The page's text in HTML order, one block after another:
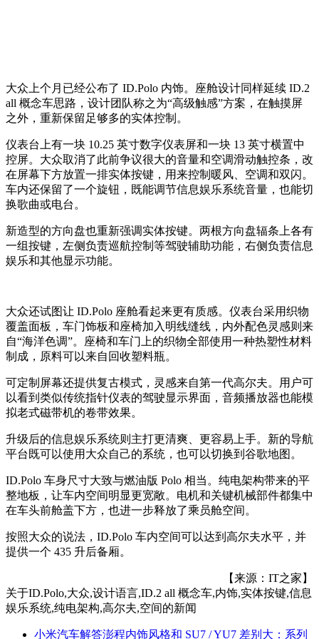
大众上个月已经公布了 ID.Polo 内饰。座舱设计同样延续 ID.2
all 概念车思路，设计团队称之为“高级触感”方案，在触摸屏
之外，重新保留足够多的实体控制。
仪表台上有一块 10.25 英寸数字仪表屏和一块 13 英寸横置中
控屏。大众取消了此前争议很大的音量和空调滑动触控条，改
在屏幕下方放置一排实体按键，用来控制暖风、空调和双闪。
车内还保留了一个旋钮，既能调节信息娱乐系统音量，也能切
换歌曲或电台。
新造型的方向盘也重新强调实体按键。两根方向盘辐条上各有
一组按键，左侧负责巡航控制等驾驶辅助功能，右侧负责信息
娱乐和其他显示功能。
大众还试图让 ID.Polo 座舱看起来更有质感。仪表台采用织物
覆盖面板，车门饰板和座椅加入明线缝线，内外配色灵感则来
自“海洋色调”。座椅和车门上的织物全部使用一种热塑性材料
制成，原料可以来自回收塑料瓶。
可定制屏幕还提供复古模式，灵感来自第一代高尔夫。用户可
以看到类似传统指针仪表的驾驶显示界面，音频播放器也能模
拟老式磁带机的卷带效果。
升级后的信息娱乐系统则主打更清爽、更容易上手。新的导航
平台既可以使用大众自己的系统，也可以切换到谷歌地图。
ID.Polo 车身尺寸大致与燃油版 Polo 相当。纯电架构带来的平
整地板，让车内空间明显更宽敞。电机和关键机械部件都集中
在车头前舱盖下方，也进一步释放了乘员舱空间。
按照大众的说法，ID.Polo 车内空间可以达到高尔夫水平，并
提供一个 435 升后备厢。
【来源：IT之家】
关于ID.Polo,大众,设计语言,ID.2 all 概念车,内饰,实体按键,信息
娱乐系统,纯电架构,高尔夫,空间的新闻
小米汽车解答澎程内饰风格和 SU7 / YU7 差别大：系列